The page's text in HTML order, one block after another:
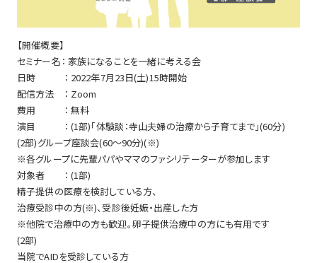
【開催概要】
セミナー名： 家族になることを一緒に考える会
日時 ： 2022年7月23日(土)15時開始
配信方法 ： Zoom
費用 ： 無料
演目 ： (1部)「体験談：寺山夫婦の治療から子育てまで」(60分)
(2部)グループ座談会(60～90分)(※)
※各グループに先輩パパやママのファシリテーターが参加します
対象者 ： (1部)
精子提供の医療を検討している方、
治療受診中の方(※)、受診後妊娠・出産した方
※他院で治療中の方も歓迎。卵子提供治療中の方にも有用です
(2部)
当院でAIDを受診している方